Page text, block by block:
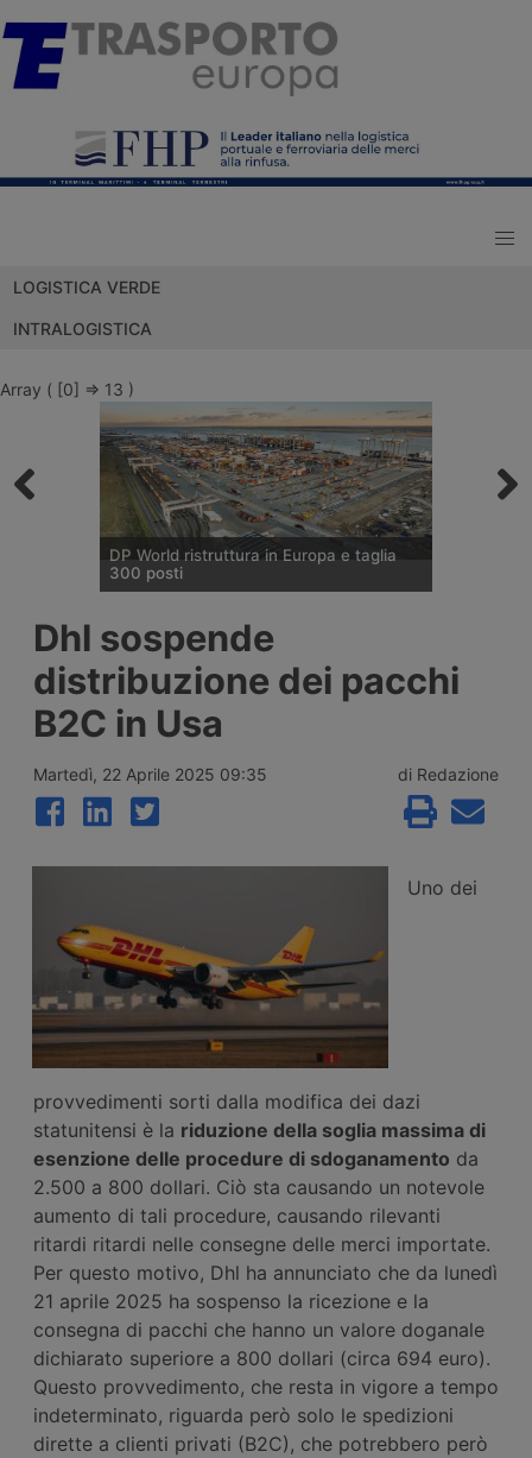
LOGISTICA VERDE
INTRALOGISTICA
Array ( [0] => 13 )
DP World ristruttura in Europa e taglia
300 posti
attività europee dopo l’uscita di tre dirigenti
senior, mentre Londra e Anversa registrano
volumi record e il gruppo prosegue gli
investimenti tra Svizzera, Golfo, Siria e
Regno Unito.
Dhl sospende
distribuzione dei pacchi
B2C in Usa
Martedì, 22 Aprile 2025 09:35 di Redazione
Uno dei
provvedimenti sorti dalla modifica dei dazi
statunitensi è la riduzione della soglia massima di
esenzione delle procedure di sdoganamento da
2.500 a 800 dollari. Ciò sta causando un notevole
aumento di tali procedure, causando rilevanti
ritardi ritardi nelle consegne delle merci importate.
Per questo motivo, Dhl ha annunciato che da lunedì
21 aprile 2025 ha sospenso la ricezione e la
consegna di pacchi che hanno un valore doganale
dichiarato superiore a 800 dollari (circa 694 euro).
Questo provvedimento, che resta in vigore a tempo
indeterminato, riguarda però solo le spedizioni
dirette a clienti privati (B2C), che potrebbero però